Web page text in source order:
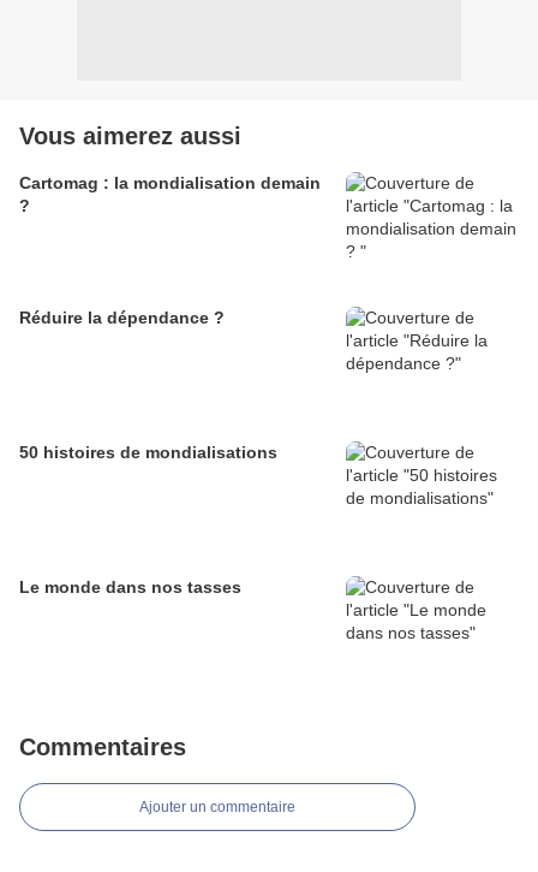
Vous aimerez aussi
Cartomag : la mondialisation demain
?
Réduire la dépendance ?
50 histoires de mondialisations
Le monde dans nos tasses
Commentaires
Ajouter un commentaire